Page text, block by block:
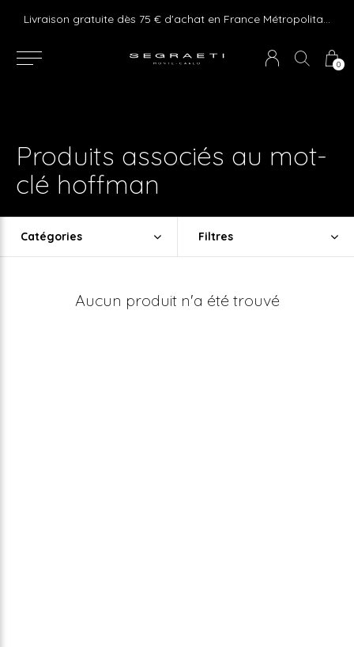
0
Livraison gratuite dès 75 € d'achat en France Métropolitaine et Monaco (hors mobilier)
Produits associés au mot-
clé hoffman
Catégories Filtres
Aucun produit n'a été trouvé